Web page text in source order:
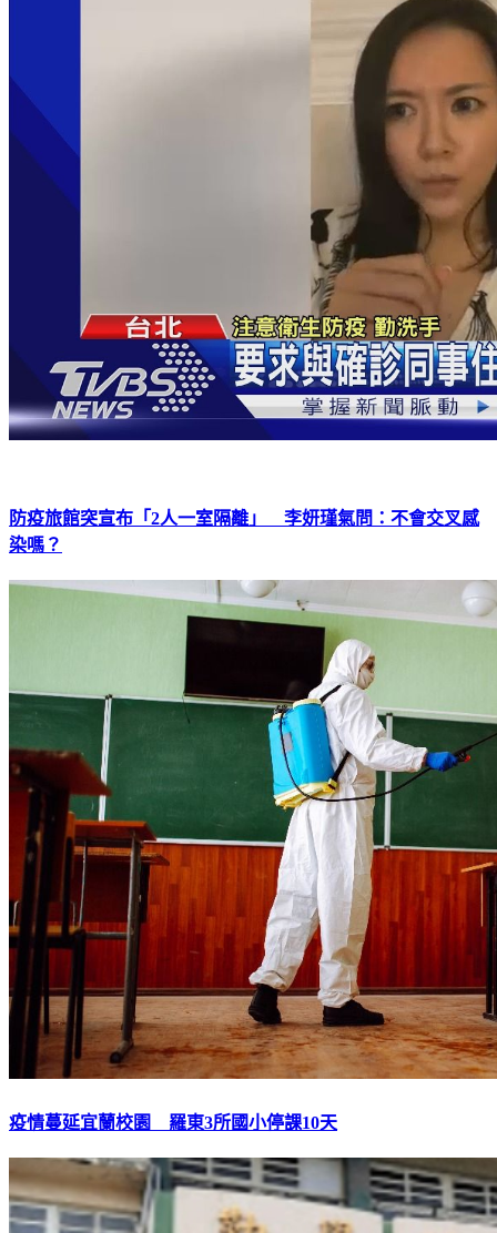
防疫旅館突宣布「2人一室隔離」 李妍瑾氣問：不會交叉感
染嗎？
疫情蔓延宜蘭校園 羅東3所國小停課10天